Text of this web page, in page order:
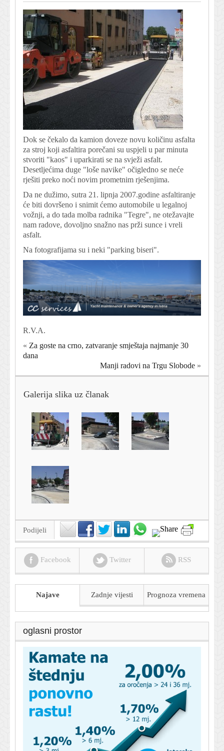
Dok se čekalo da kamion doveze novu količinu asfalta
za stroj koji asfaltira porečani su uspjeli u par minuta
stvoriti "kaos" i uparkirati se na svježi asfalt.
Desetljećima duge "loše navike" očigledno se neće
rješiti preko noći novim prometnim rješenjima.
Da ne dužimo, sutra 21. lipnja 2007.godine asfaltiranje
će biti dovršeno i snimit ćemo automobile u legalnoj
vožnji, a do tada molba radnika "Tegre", ne otežavajte
nam radove, dovoljno snažno nas prži sunce i vreli
asfalt.
Na fotografijama su i neki "parking biseri".
R.V.A.
« Za goste na crno, zatvaranje smještaja najmanje 30
dana
Manji radovi na Trgu Slobode »
Galerija slika uz članak
Podijeli
Facebook Twitter RSS
Najave Zadnje vijesti Prognoza vremena
oglasni prostor